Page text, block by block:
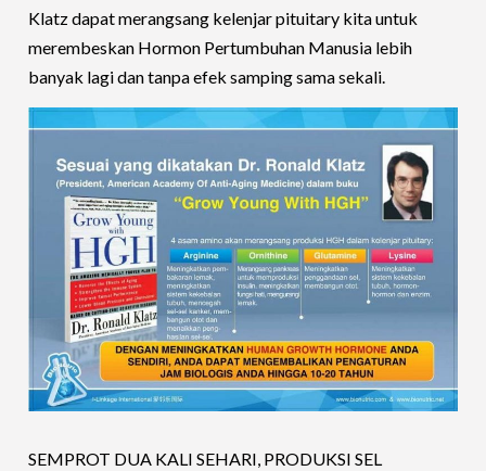
Klatz dapat merangsang kelenjar pituitary kita untuk
merembeskan Hormon Pertumbuhan Manusia lebih
banyak lagi dan tanpa efek samping sama sekali.
SEMPROT DUA KALI SEHARI, PRODUKSI SEL